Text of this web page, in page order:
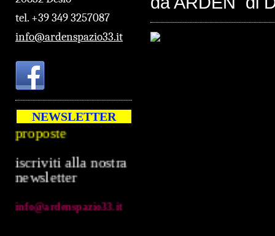
tel. +39 349 3257087
info@ardenspazio33.it
NEWSLETTER
2024/2025
In arrivo nuove
proposte
newsletter